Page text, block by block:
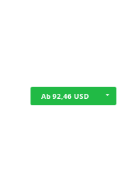
Ab 92,46 USD